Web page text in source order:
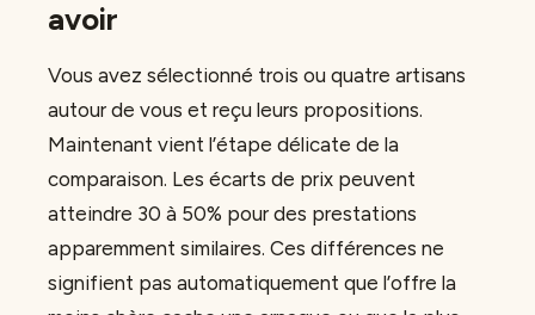
avoir
Vous avez sélectionné trois ou quatre artisans
autour de vous et reçu leurs propositions.
Maintenant vient l’étape délicate de la
comparaison. Les écarts de prix peuvent
atteindre 30 à 50% pour des prestations
apparemment similaires. Ces différences ne
signifient pas automatiquement que l’offre la